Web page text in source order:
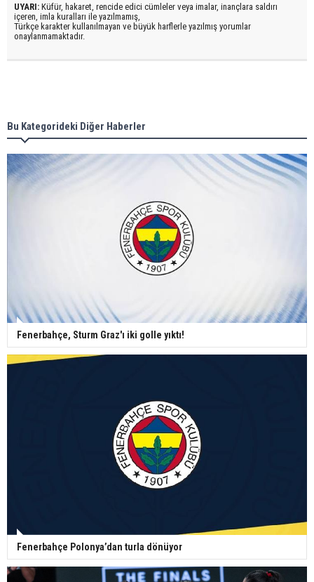
UYARI: Küfür, hakaret, rencide edici cümleler veya imalar, inançlara saldırı
içeren, imla kuralları ile yazılmamış,
Türkçe karakter kullanılmayan ve büyük harflerle yazılmış yorumlar
onaylanmamaktadır.
Bu Kategorideki Diğer Haberler
Fenerbahçe, Sturm Graz'ı iki golle yıktı!
Fenerbahçe Polonya’dan turla dönüyor